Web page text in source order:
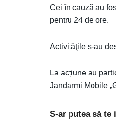
Cei în cauză au
pentru 24 de ore.
Activităţile s-au
La acțiune au
Jandarmi Mobile
S-ar putea să te